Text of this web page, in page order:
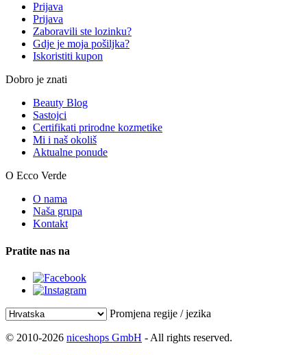
Prijava
Prijava
Zaboravili ste lozinku?
Gdje je moja pošiljka?
Iskoristiti kupon
Dobro je znati
Beauty Blog
Sastojci
Certifikati prirodne kozmetike
Mi i naš okoliš
Aktualne ponude
O Ecco Verde
O nama
Naša grupa
Kontakt
Pratite nas na
Promjena regije / jezika
© 2010-2026 niceshops GmbH - All rights reserved.